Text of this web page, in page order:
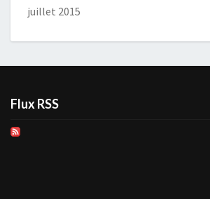
juillet 2015
Flux RSS